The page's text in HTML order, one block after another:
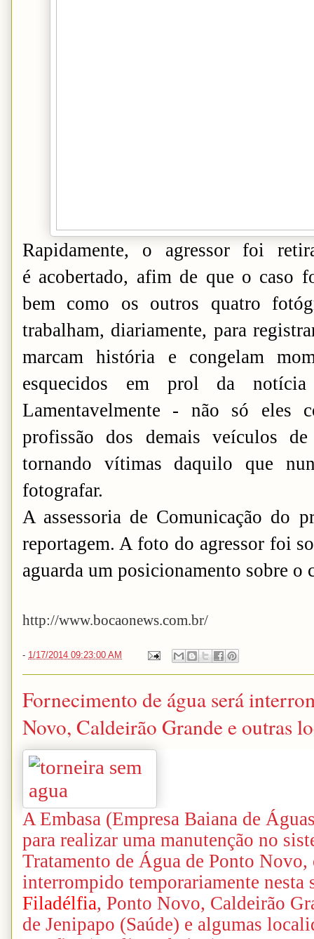
Rapidamente, o agressor foi
é acobertado, afim de que o caso
bem como os outros quatro
trabalham, diariamente, para
marcam história e congelam
esquecidos em prol da
Lamentavelmente - não só eles
profissão dos demais veículos
tornando vítimas daquilo que
fotografar.
A assessoria de Comunicação do
reportagem. A foto do agressor foi
aguarda um posicionamento sobre o
http://www.bocaonews.com.br/
- 1/17/2014 09:23:00 AM
Fornecimento de água será
Novo, Caldeirão Grande e outras
A Embasa (Empresa Baiana de
para realizar uma manutenção no
Tratamento de Água de Ponto Novo,
interrompido temporariamente nesta
Filadélfia, Ponto Novo, Caldeirão
de Jenipapo (Saúde) e algumas